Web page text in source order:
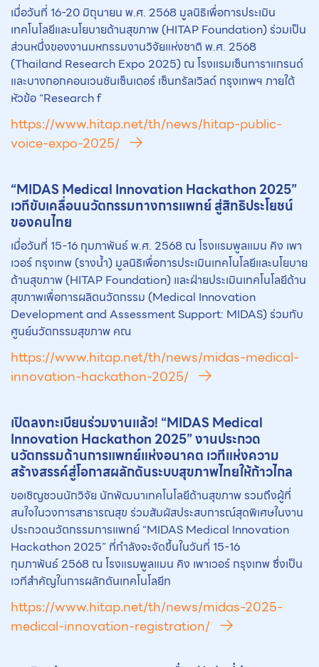
เมื่อวันที่ 16-20 มิถุนายน พ.ศ. 2568 มูลนิธิเพื่อการประเมิน
เทคโนโลยีและนโยบายด้านสุขภาพ (HITAP Foundation) ร่วมเป็น
ส่วนหนึ่งของงานมหกรรมงานวิจัยแห่งชาติ พ.ศ. 2568
(Thailand Research Expo 2025) ณ โรงแรมเซ็นทาราแกรนด์
และบางกอกคอนเวนชันเซ็นเตอร์ เซ็นทรัลเวิลด์ กรุงเทพฯ ภายใต้
หัวข้อ “Research f
https://www.hitap.net/th/news/hitap-public-
voice-expo-2025/
“MIDAS Medical Innovation Hackathon 2025”
เวทีขับเคลื่อนนวัตกรรมทางการแพทย์ สู่สิทธิประโยชน์
ของคนไทย
เมื่อวันที่ 15-16 กุมภาพันธ์ พ.ศ. 2568 ณ โรงแรมพูลแมน คิง เพา
เวอร์ กรุงเทพ (รางน้ำ) มูลนิธิเพื่อการประเมินเทคโนโลยีและนโยบาย
ด้านสุขภาพ (HITAP Foundation) และฝ่ายประเมินเทคโนโลยีด้าน
สุขภาพเพื่อการผลิตนวัตกรรม (Medical Innovation
Development and Assessment Support: MIDAS) ร่วมกับ
ศูนย์นวัตกรรมสุขภาพ คณ
https://www.hitap.net/th/news/midas-medical-
innovation-hackathon-2025/
เปิดลงทะเบียนร่วมงานแล้ว! “MIDAS Medical
Innovation Hackathon 2025” งานประกวด
นวัตกรรมด้านการแพทย์แห่งอนาคต เวทีแห่งความ
สร้างสรรค์สู่โอกาสผลักดันระบบสุขภาพไทยให้ก้าวไกล
ขอเชิญชวนนักวิจัย นักพัฒนาเทคโนโลยีด้านสุขภาพ รวมถึงผู้ที่
สนใจในวงการสาธารณสุข ร่วมสัมผัสประสบการณ์สุดพิเศษในงาน
ประกวดนวัตกรรมการแพทย์ “MIDAS Medical Innovation
Hackathon 2025” ที่กำลังจะจัดขึ้นในวันที่ 15-16
กุมภาพันธ์ 2568 ณ โรงแรมพูลแมน คิง เพาเวอร์ กรุงเทพ ซึ่งเป็น
เวทีสำคัญในการผลักดันเทคโนโลยีท
https://www.hitap.net/th/news/midas-2025-
medical-innovation-registration/